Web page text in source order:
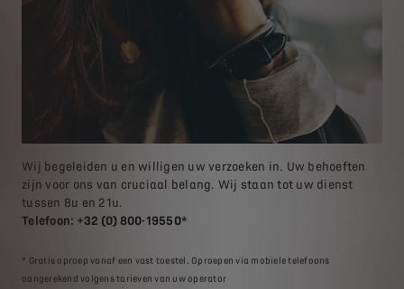
Wij begeleiden u en willigen uw verzoeken in. Uw behoeften
zijn voor ons van cruciaal belang. Wij staan tot uw dienst
tussen 8u en 21u.
Telefoon: +32 (0) 800-19550*
* Gratis oproep vanaf een vast toestel. Oproepen via mobiele telefoons
aangerekend volgens tarieven van uw operator